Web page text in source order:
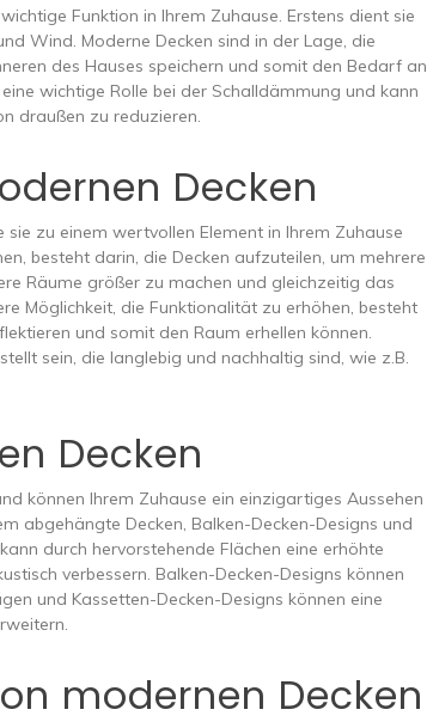
Funktion in Ihrem Zuhause. Erstens dient sie
Wind. Moderne Decken sind in der Lage, die
des Hauses speichern und somit den Bedarf an
wichtige Rolle bei der Schalldämmung und kann
draußen zu reduzieren.
Decken
zu einem wertvollen Element in Ihrem Zuhause
besteht darin, die Decken aufzuteilen, um mehrere
Räume größer zu machen und gleichzeitig das
Möglichkeit, die Funktionalität zu erhöhen, besteht
und somit den Raum erhellen können.
sein, die langlebig und nachhaltig sind, wie z.B.
Decken
können Ihrem Zuhause ein einzigartiges Aussehen
abgehängte Decken, Balken-Decken-Designs und
durch hervorstehende Flächen eine erhöhte
verbessern. Balken-Decken-Designs können
und Kassetten-Decken-Designs können eine
modernen Decken